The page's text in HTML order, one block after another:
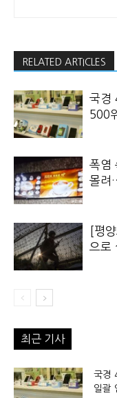
RELATED ARTICLES
국경
500
폭염
몰려
[평
으로
최근 기사
국경
일괄